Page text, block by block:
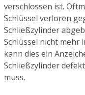
verschlossen ist.
Schlüssel verloren
Schließzylinder
Schlüssel nicht mehr
kann dies ein
Schließzylinder
muss.